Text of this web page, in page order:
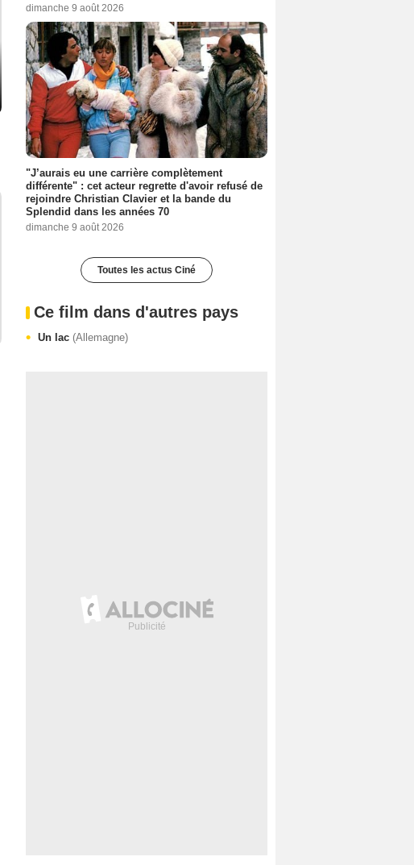
dimanche 9 août 2026
"J’aurais eu une carrière complètement
différente" : cet acteur regrette d'avoir refusé de
rejoindre Christian Clavier et la bande du
Splendid dans les années 70
dimanche 9 août 2026
Toutes les actus Ciné
Ce film dans d'autres pays
Un lac (Allemagne)